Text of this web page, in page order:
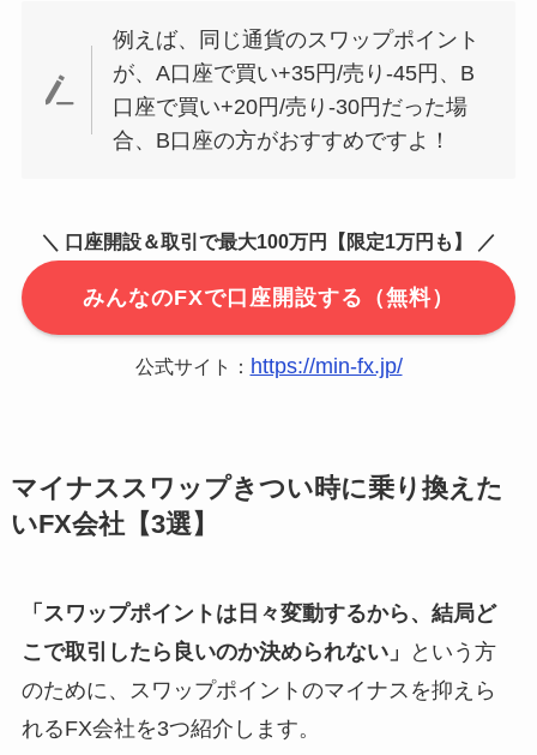
例えば、同じ通貨のスワップポイント
が、A口座で買い+35円/売り-45円、B
口座で買い+20円/売り-30円だった場
合、B口座の方がおすすめですよ！
＼ 口座開設＆取引で最大100万円【限定1万円も】 ／
みんなのFXで口座開設する（無料）
公式サイト： https://min-fx.jp/
マイナススワップきつい時に乗り換えた
いFX会社【3選】
「スワップポイントは日々変動するから、結局ど
こで取引したら良いのか決められない」
という方
のために、スワップポイントのマイナスを抑えら
れるFX会社を3つ紹介します。